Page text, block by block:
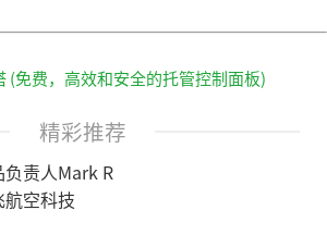
(免费，高效和安全的托管控制面板)
精彩推荐
责人Mark R
空科技